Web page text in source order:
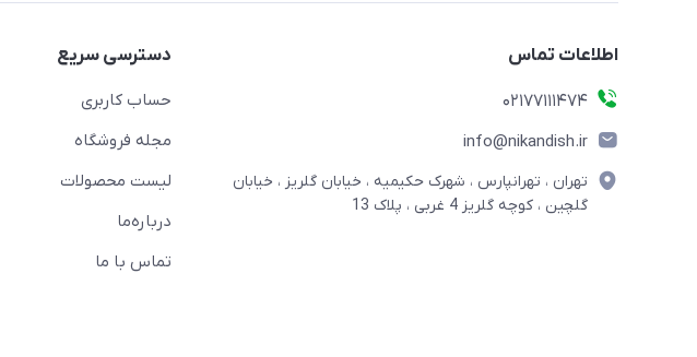
اطلاعات تماس
02177111474
info@nikandish.ir
تهران ، تهرانپارس ، شهرک حکیمیه ، خیابان گلریز ، خیابان
گلچین ، کوچه گلریز 4 غربی ، پلاک 13
دسترسی سریع
حساب کاربری
مجله فروشگاه
لیست محصولات
درباره‌ما
تماس با ما